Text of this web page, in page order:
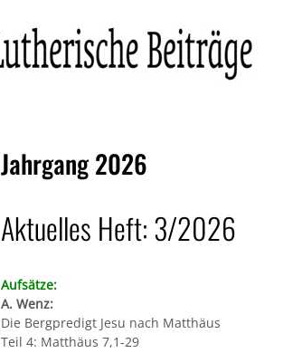
Jahrgang 2026
Aktuelles Heft: 3/2026
Aufsätze:
A. Wenz:
Die Bergpredigt Jesu nach Matthäus
Teil 4: Matthäus 7,1-29